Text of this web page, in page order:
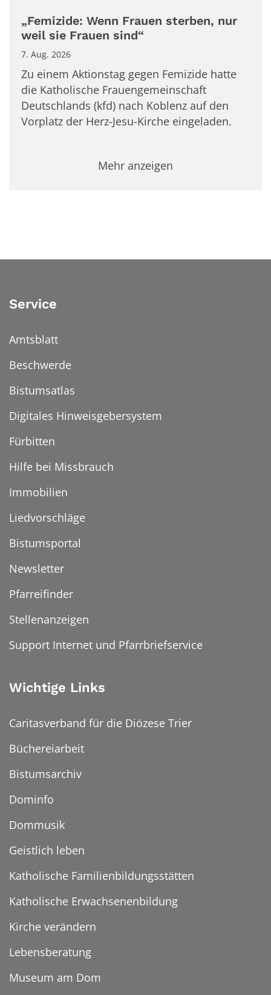
„Femizide: Wenn Frauen sterben, nur
weil sie Frauen sind“
7. Aug. 2026
Zu einem Aktionstag gegen Femizide hatte
die Katholische Frauengemeinschaft
Deutschlands (kfd) nach Koblenz auf den
Vorplatz der Herz-Jesu-Kirche eingeladen.
Mehr anzeigen
Service
Amtsblatt
Beschwerde
Bistumsatlas
Digitales Hinweisgebersystem
Fürbitten
Hilfe bei Missbrauch
Immobilien
Liedvorschläge
Bistumsportal
Newsletter
Pfarreifinder
Stellenanzeigen
Support Internet und Pfarrbriefservice
Wichtige Links
Caritasverband für die Diözese Trier
Büchereiarbeit
Bistumsarchiv
Dominfo
Dommusik
Geistlich leben
Katholische Familienbildungsstätten
Katholische Erwachsenenbildung
Kirche verändern
Lebensberatung
Museum am Dom